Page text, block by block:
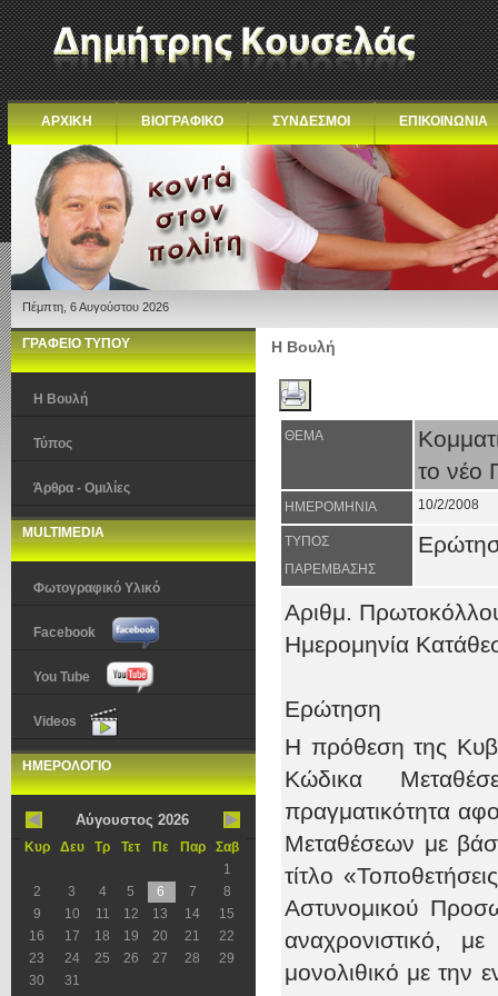
ΑΡΧΙΚΗ ΒΙΟΓΡΑΦΙΚΟ ΣΥΝΔΕΣΜΟΙ ΕΠΙΚΟΙΝΩΝΙΑ
Πέμπτη, 6 Αυγούστου 2026
ΓΡΑΦΕΙΟ ΤΥΠΟΥ
Η Βουλή
Τύπος
Άρθρα - Ομιλίες
MULTIMEDIA
Φωτογραφικό Υλικό
Facebook
You Tube
Videos
ΗΜΕΡΟΛΟΓΙΟ
Αύγουστος 2026
Κυρ Δευ Τρ Τετ Πε Παρ
Σαβ
1
2
3 4 5 6 7
8
9
10 11 12 13 14
15
16
17 18 19 20 21
22
23
24 25 26 27 28
29
30
31
Η Βουλή
ΘΕΜΑ
το νέο
ΗΜΕΡΟΜΗΝΙΑ 10/2/2008
ΤΥΠΟΣ
ΠΑΡΕΜΒΑΣΗΣ
Αριθμ.
Ημερομηνία
Ερώτηση
Η πρόθεση της
Κώδικα
πραγματικότητα
Μεταθέσεων με
τίτλο
Αστυνομικού
αναχρονιστικό,
μονολιθικό με την